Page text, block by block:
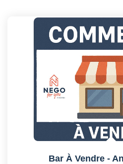
Bar À Vendre -